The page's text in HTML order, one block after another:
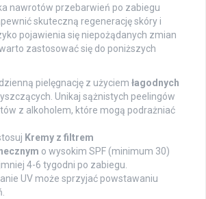
nawrotów przebarwień po zabiegu
skuteczną regenerację skóry i
pojawienia się niepożądanych zmian
zastosować się do poniższych
pielęgnację z użyciem łagodnych
Unikaj sążnistych peelingów
z alkoholem, które mogą podrażniać
Kremy z filtrem
o wysokim SPF (minimum 30)
4-6 tygodni po zabiegu.
UV może sprzyjać powstawaniu